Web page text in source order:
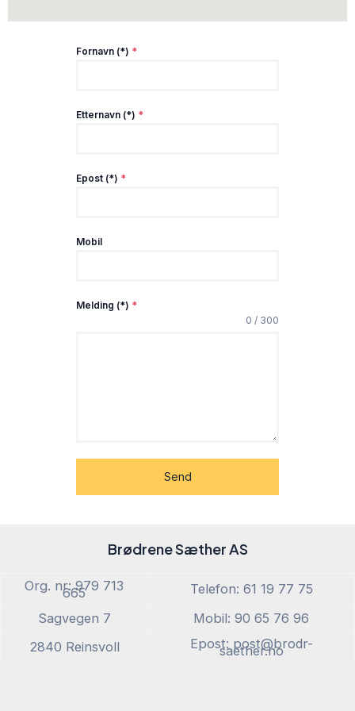
Fornavn (*) *
Etternavn (*) *
Epost (*) *
Mobil
Melding (*) *
0 / 300
Send
Brødrene Sæther AS
Org. nr: 979 713
665
Telefon: 61 19 77 75
Sagvegen 7
Mobil: 90 65 76 96
2840 Reinsvoll
Epost: post@brodr-
saether.no